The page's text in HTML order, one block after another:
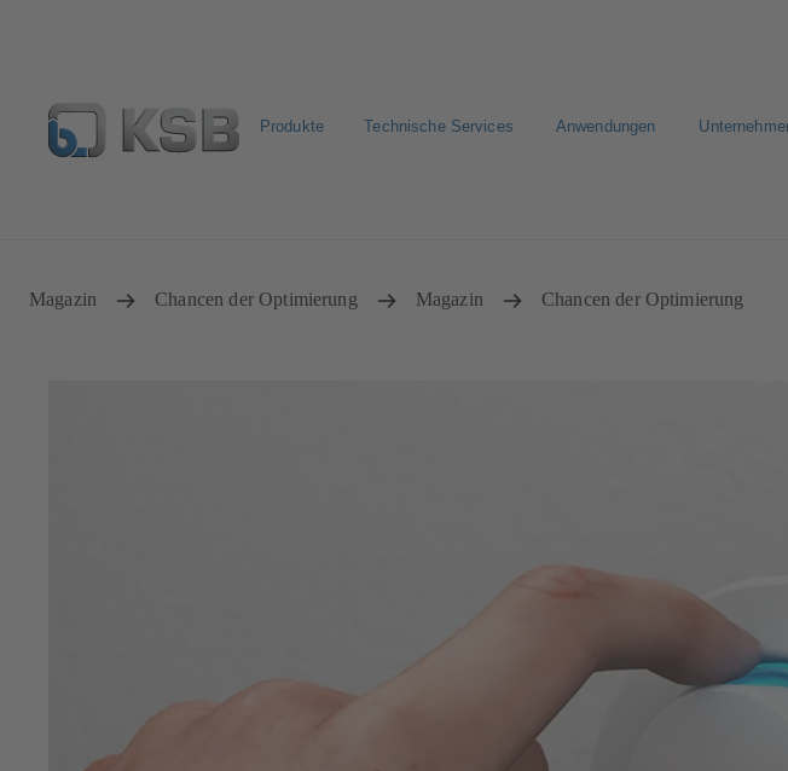
Produkte Technische Services Anwendungen
Magazin Chancen der Optimierung Magazin Chancen der Optimierung